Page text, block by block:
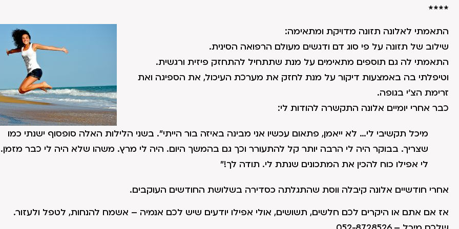
****
התאמתי לאלונה תזונה מדויקת ומתאימה:
שילוב של תזונה על פי סוג דם ודגשים מעולם הרפואה הסינית.
התאמתי לה גם תוספים מתאימים על מנת שתתחיל להתחזק פיזית ורגשית.
וטיפלתי בה באמצעות דיקור על מנת לחזק את מערכת העיכול, את הספיגה ואת
זרימת הצ'י בגופה.
כבר אחרי יומיים אלונה התקשרה להודות לי:
מיכל תקשיבי לי… לא ייאמן, פתאום עכשיו אני מבינה באיזה בור הייתי". בשני הלילות האלה סופסוף ישנתי כמו
שצריך. בבוקר היה לי הרבה יותר קל להתעורר וכך גם בהמשך היום. היה לי מרץ. משהו שלא היה לי כבר
לי אפילו כוח להכין את המתכונים שנתת לי. תודה לך!"
אחרי חודשיים אלונה קיבלה ווסת שהתגלתה כסדירה בשלושת החודשים העוקבים.
אז אם אתם או היקרים לכם חלשים, תשושים, אולי אפילו יודעים שיש לכם אנמיה – אשמח להנחות, לטפל ולעזור.